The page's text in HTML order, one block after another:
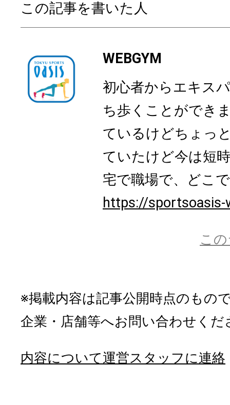
この記事を書いた人
WEBGYM
初心者からエキス
ち歩くことができ
ているけどちょっ
ていたけど今は短
宅で職場で、どこ
https://sportsoasis-
こ
※掲載内容は記事公開時点のもの
企業・店舗等へお問い合わせくだ
内容について運営スタッフに連絡